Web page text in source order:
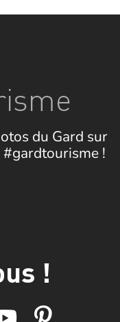
du Gard sur
#gardtourisme !
!